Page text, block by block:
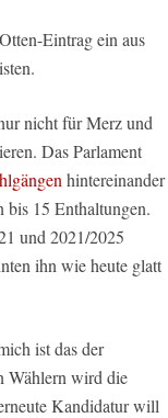
Eintrag ein aus
nicht für Merz und
Das Parlament
hintereinander
bis 15 Enthaltungen.
und 2021/2025
ihn wie heute glatt
ist das der
Wählern wird die
Kandidatur will